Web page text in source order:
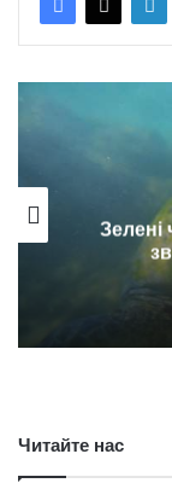
Зелені
Читайте нас